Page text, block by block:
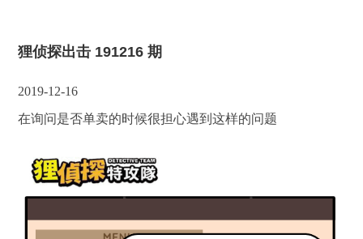
狸侦探出击 191216 期
2019-12-16
在询问是否单卖的时候很担心遇到这样的问题